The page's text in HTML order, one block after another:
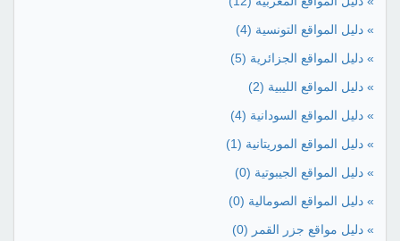
» دليل المواقع التونسية (4)
» دليل المواقع الجزائرية (5)
» دليل المواقع الليبية (2)
» دليل المواقع السودانية (4)
» دليل المواقع الموريتانية (1)
» دليل المواقع الجيبوتية (0)
» دليل المواقع الصومالية (0)
» دليل مواقع جزر القمر (0)